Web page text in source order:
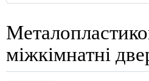
міжкімнатні